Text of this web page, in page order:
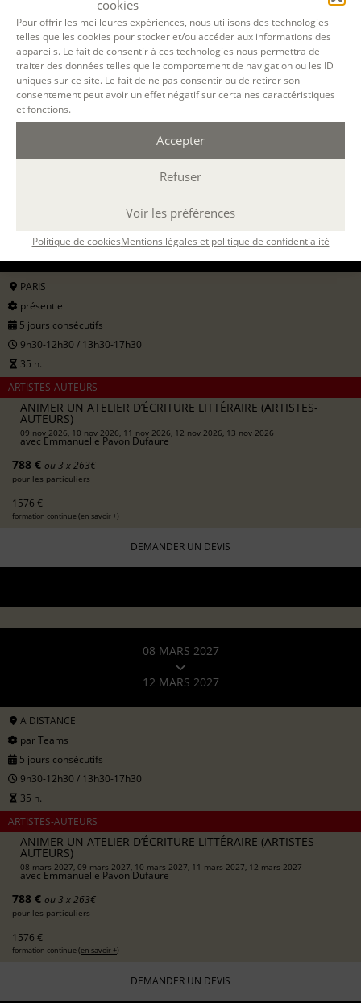
cookies
Pour offrir les meilleures expériences, nous utilisons des technologies
telles que les cookies pour stocker et/ou accéder aux informations des
appareils. Le fait de consentir à ces technologies nous permettra de
traiter des données telles que le comportement de navigation ou les ID
uniques sur ce site. Le fait de ne pas consentir ou de retirer son
consentement peut avoir un effet négatif sur certaines caractéristiques
et fonctions.
Accepter
Refuser
Voir les préférences
Politique de cookiesMentions légales et politique de confidentialité
09 NOV. 2026
13 NOV. 2026
PARIS
présentiel
5 jours consécutifs
9h30-12h30 / 13h30-17h30
35 h.
ARTISTES-AUTEURS
ANIMER UN ATELIER D’ÉCRITURE LITTÉRAIRE (ARTISTES-
AUTEURS)
09 nov 2026, 10 nov 2026, 11 nov 2026, 12 nov 2026, 13 nov 2026
avec Emmanuelle Pavon Dufaure
788 € ou 3 x 263€
pour les particuliers
1576 €
formation continue (en savoir +)
DEMANDER UN DEVIS
08 MARS 2027
12 MARS 2027
A DISTANCE
par Teams
5 jours consécutifs
9h30-12h30 / 13h30-17h30
35 h.
ARTISTES-AUTEURS
ANIMER UN ATELIER D’ÉCRITURE LITTÉRAIRE (ARTISTES-
AUTEURS)
08 mars 2027, 09 mars 2027, 10 mars 2027, 11 mars 2027, 12 mars 2027
avec Emmanuelle Pavon Dufaure
788 € ou 3 x 263€
pour les particuliers
1576 €
formation continue (en savoir +)
DEMANDER UN DEVIS